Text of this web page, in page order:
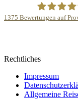
1375 Bewertungen auf
Rechtliches
Impressum
Allgemeine